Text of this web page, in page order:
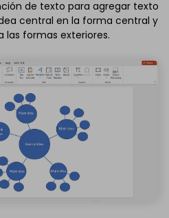
de texto para agregar texto
central en la forma central y
las formas exteriores.